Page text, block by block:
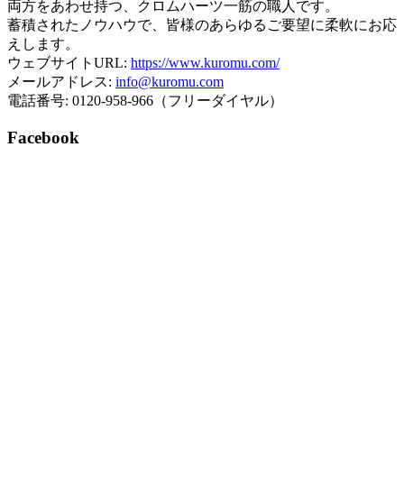
両方をあわせ持つ、クロムハーツ一筋の職人です。
蓄積されたノウハウで、皆様のあらゆるご要望に柔軟にお応
えします。
ウェブサイトURL: https://www.kuromu.com/
メールアドレス: info@kuromu.com
電話番号: 0120-958-966（フリーダイヤル）
Facebook